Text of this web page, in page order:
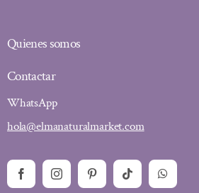
Quienes somos
Contactar
WhatsApp
hola@elmanaturalmarket.com